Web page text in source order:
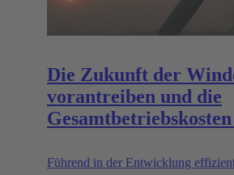
Die Zukunft der
vorantreiben und die
Führend in der Entwicklung